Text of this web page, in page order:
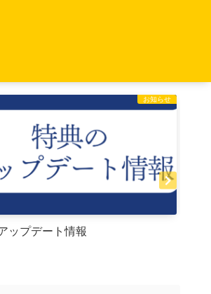
お知らせ
ップデート情報